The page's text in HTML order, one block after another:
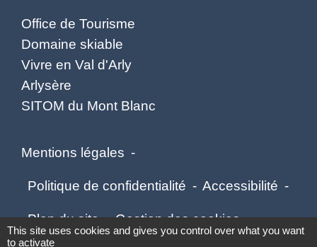
Office de Tourisme
Domaine skiable
Vivre en Val d'Arly
Arlysère
SITOM du Mont Blanc
Mentions légales -
Politique de confidentialité - Accessibilité -
Plan du site - Gestion des cookies
This site uses cookies and gives you control over what you want
to activate